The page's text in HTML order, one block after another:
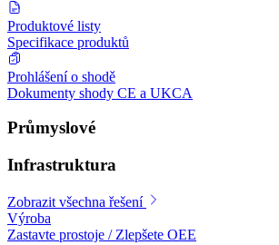
Produktové listy
Specifikace produktů
Prohlášení o shodě
Dokumenty shody CE a UKCA
Průmyslové
Infrastruktura
Zobrazit všechna řešení
Výroba
Zastavte prostoje / Zlepšete OEE